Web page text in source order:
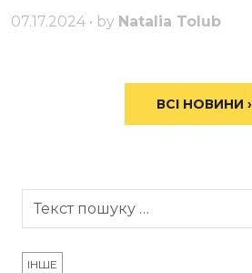
07.17.2024 • by Natalia Tolub
ВСІ НОВИНИ ›
ІНШЕ